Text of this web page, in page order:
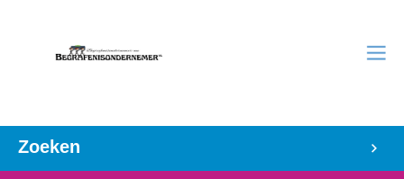
Zoeken